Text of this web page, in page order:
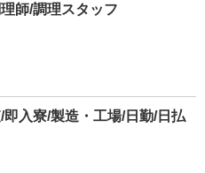
師/調理スタッフ
即入寮/製造・工場/日勤/日払